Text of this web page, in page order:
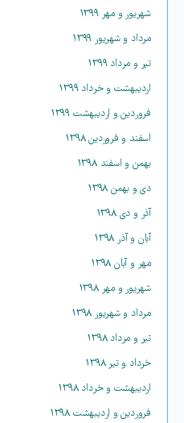
شهریور و مهر ۱۳۹۹
مرداد و شهریور ۱۳۹۹
تیر و مرداد ۱۳۹۹
اردیبهشت و خرداد ۱۳۹۹
فروردین و اردیبهشت ۱۳۹۹
اسفند و فروردین ۱۳۹۸
بهمن و اسفند ۱۳۹۸
دی و بهمن ۱۳۹۸
آذر و دی ۱۳۹۸
آبان و آذر ۱۳۹۸
مهر و آبان ۱۳۹۸
شهریور و مهر ۱۳۹۸
مرداد و شهریور ۱۳۹۸
تیر و مرداد ۱۳۹۸
خرداد و تیر ۱۳۹۸
اردیبهشت و خرداد ۱۳۹۸
فروردین و اردیبهشت ۱۳۹۸